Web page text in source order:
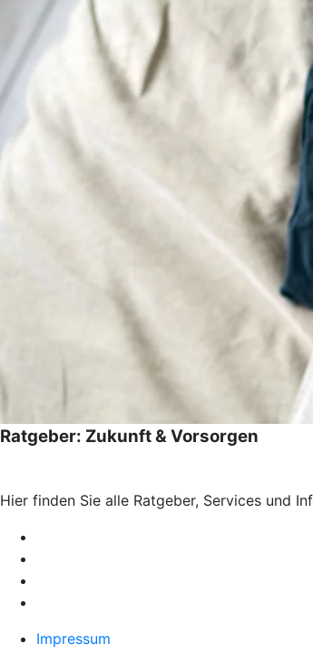
Ratgeber: Zukunft & Vorsorgen
Hier finden Sie alle Ratgeber, Services und
Impressum